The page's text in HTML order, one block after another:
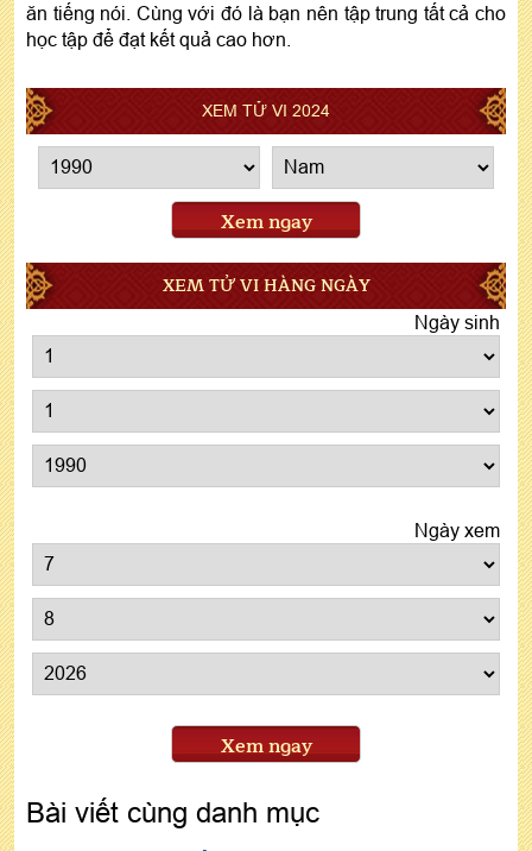
ăn tiếng nói. Cùng với đó là bạn nên tập trung tất cả cho
học tập để đạt kết quả cao hơn.
XEM TỬ VI 2024
Xem ngay
XEM TỬ VI HÀNG NGÀY
Ngày sinh
Ngày xem
Xem ngay
Bài viết cùng danh mục